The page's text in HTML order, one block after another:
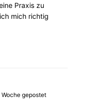
Praxis zu
mich richtig
Woche gepostet